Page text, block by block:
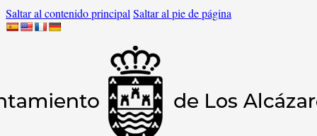
Saltar al contenido principal Saltar al pie de página